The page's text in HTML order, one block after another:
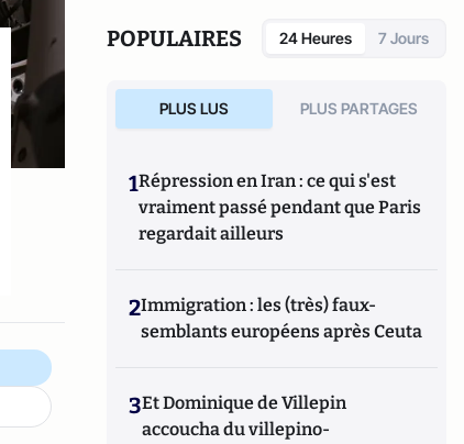
POPULAIRES 24 Heures 7 Jours
PLUS LUS PLUS PARTAGES
1Répression en Iran : ce qui s'est
vraiment passé pendant que Paris
regardait ailleurs
2Immigration : les (très) faux-
semblants européens après Ceuta
3Et Dominique de Villepin
accoucha du villepino-